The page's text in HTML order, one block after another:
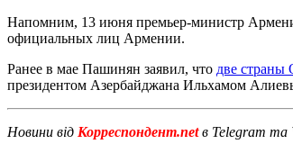
Напомним, 13 июня премьер-министр
официальных лиц Армении.
Ранее в мае Пашинян заявил, что две страны
президентом Азербайджана Ильхамом
Новини від Корреспондент.netв Telegram та